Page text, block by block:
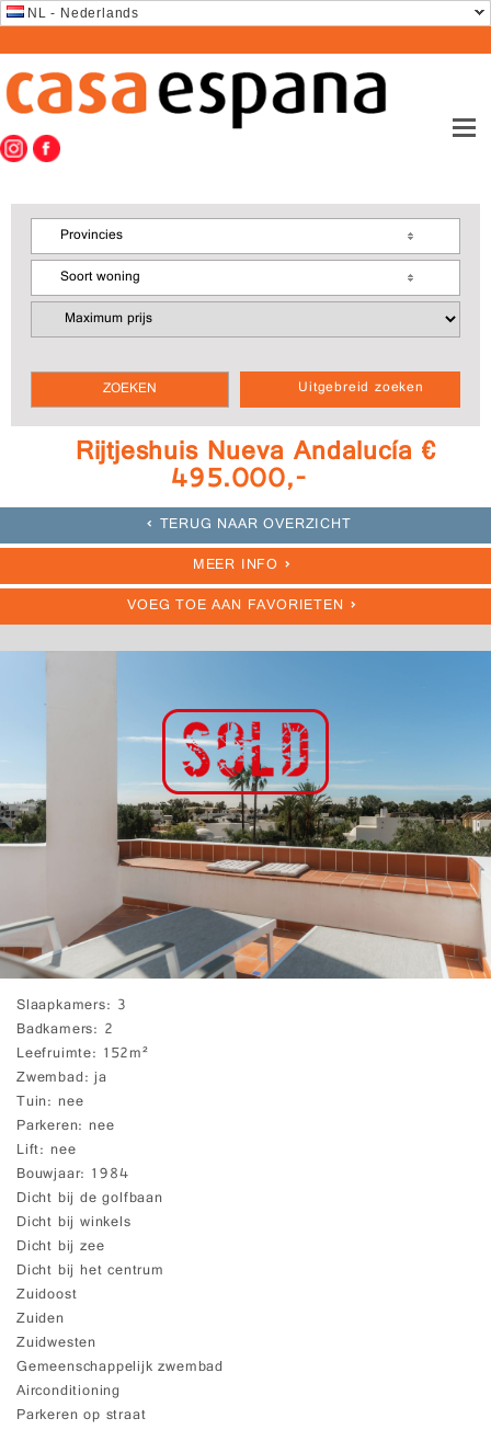
NL - Nederlands
Uitgebreid zoeken
Provincies
Soort woning
Rijtjeshuis Nueva Andalucía €
495.000,-
TERUG NAAR OVERZICHT
MEER INFO
VOEG TOE AAN FAVORIETEN
Slaapkamers 3
Badkamers 2
Leefruimte 152m²
Zwembad ja
Tuin nee
Parkeren nee
Lift nee
Bouwjaar 1984
Dicht bij de golfbaan
Dicht bij winkels
Dicht bij zee
Dicht bij het centrum
Zuidoost
Zuiden
Zuidwesten
Gemeenschappelijk zwembad
Airconditioning
Parkeren op straat